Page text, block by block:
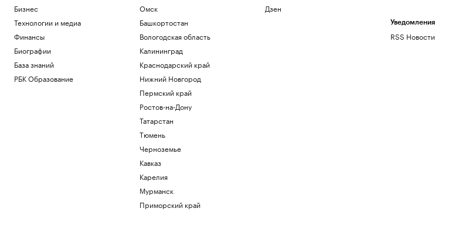
Бизнес
Технологии и медиа
Финансы
Биографии
База знаний
РБК Образование
Омск
Башкортостан
Вологодская область
Калининград
Краснодарский край
Нижний Новгород
Пермский край
Ростов-на-Дону
Татарстан
Тюмень
Черноземье
Кавказ
Карелия
Мурманск
Приморский край
Дзен
Уведомления
RSS Новости